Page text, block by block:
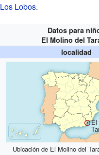
Los Lobos.
Datos para
El Molino del
localidad
El
Ubicación de El Molino del